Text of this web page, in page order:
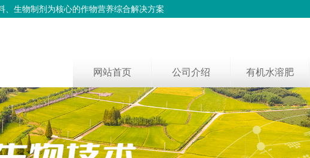
生物制剂为核心的作物营养综合解决方案
网站首页 公司介绍 有机水溶肥